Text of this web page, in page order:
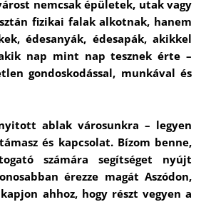
nemcsak épületek, utak vagy
fizikai falak alkotnak, hanem
édesanyák, édesapák, akikkel
nap mint nap tesznek érte –
gondoskodással, munkával és
ablak városunkra – legyen
és kapcsolat. Bízom benne,
számára segítséget nyújt
érezze magát Aszódon,
ahhoz, hogy részt vegyen a